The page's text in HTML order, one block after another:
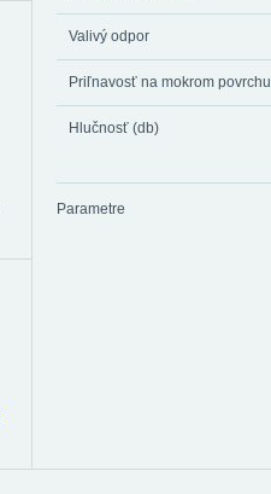
Valivý odpor
Priľnavosť na mokrom povrchu
Hlučnosť (db)
Parametre